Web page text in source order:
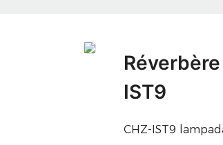
IST9
CHZ-IST9